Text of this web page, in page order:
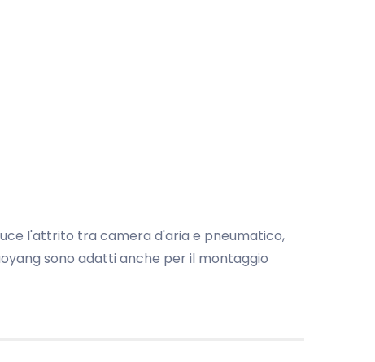
l'attrito tra camera d'aria e pneumatico,
sono adatti anche per il montaggio